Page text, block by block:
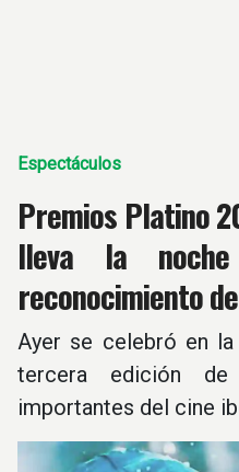
Espectáculos
Premios Platino
lleva la
reconocimiento
Ayer se celebró en
tercera edición
importantes del cine